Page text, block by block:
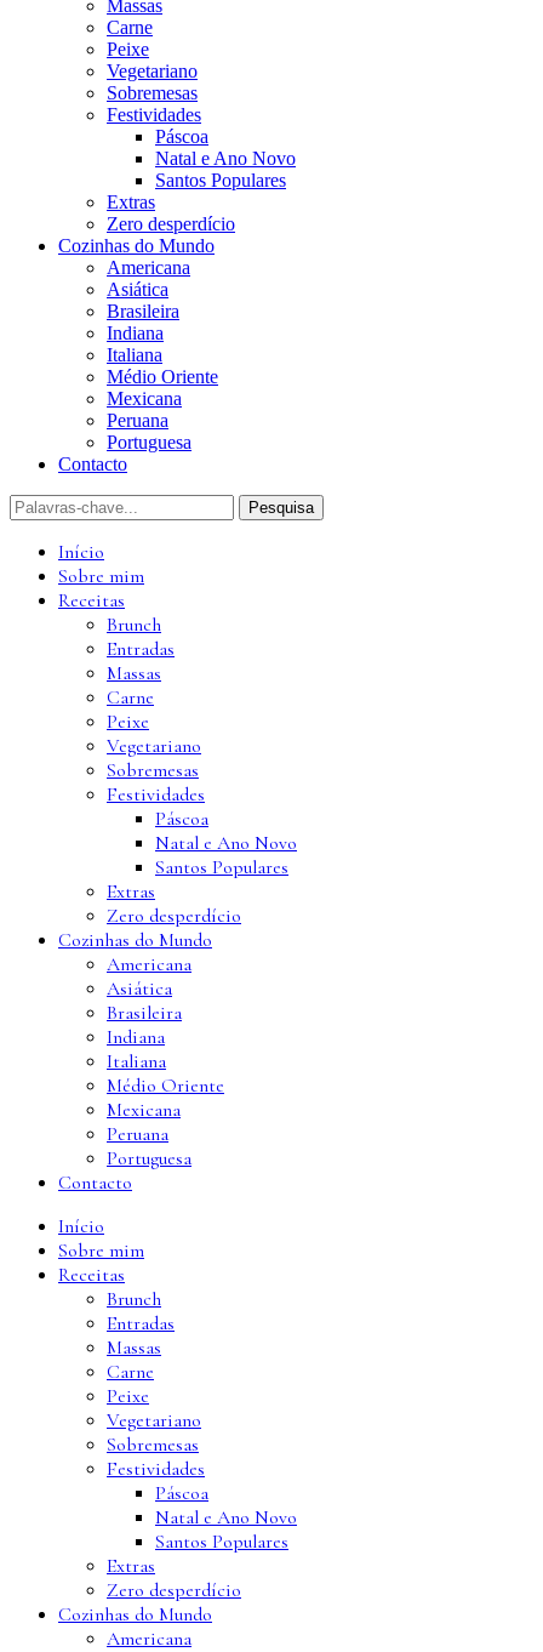
Massas
Carne
Peixe
Vegetariano
Sobremesas
Festividades
Páscoa
Natal e Ano Novo
Santos Populares
Extras
Zero desperdício
Cozinhas do Mundo
Americana
Asiática
Brasileira
Indiana
Italiana
Médio Oriente
Mexicana
Peruana
Portuguesa
Contacto
Início
Sobre mim
Receitas
Brunch
Entradas
Massas
Carne
Peixe
Vegetariano
Sobremesas
Festividades
Páscoa
Natal e Ano Novo
Santos Populares
Extras
Zero desperdício
Cozinhas do Mundo
Americana
Asiática
Brasileira
Indiana
Italiana
Médio Oriente
Mexicana
Peruana
Portuguesa
Contacto
Início
Sobre mim
Receitas
Brunch
Entradas
Massas
Carne
Peixe
Vegetariano
Sobremesas
Festividades
Páscoa
Natal e Ano Novo
Santos Populares
Extras
Zero desperdício
Cozinhas do Mundo
Americana